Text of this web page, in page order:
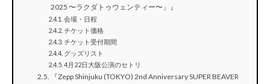
2025 〜ラクダトゥウェンティー〜」』
会場・日程
チケット価格
チケット受付期間
グッズリスト
4月22日大阪公演のセトリ
『Zepp Shinjuku (TOKYO) 2nd Anniversary SUPER BEAVER